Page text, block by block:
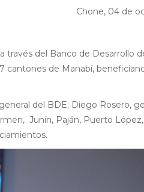
Chone, 04 de
través del Banco de Desarrollo
cantones de Manabí,
del BDE; Diego Rosero,
Junín, Paján, Puerto